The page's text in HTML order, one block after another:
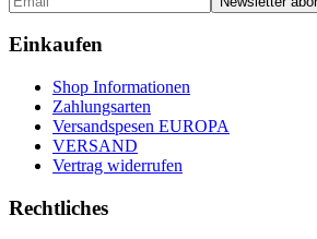
Einkaufen
Shop Informationen
Zahlungsarten
Versandspesen EUROPA
VERSAND
Vertrag widerrufen
Rechtliches